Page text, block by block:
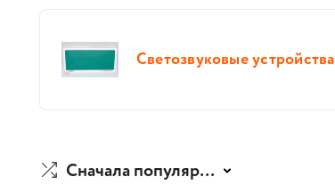
Светозвуковые устройства
Сначала популярные